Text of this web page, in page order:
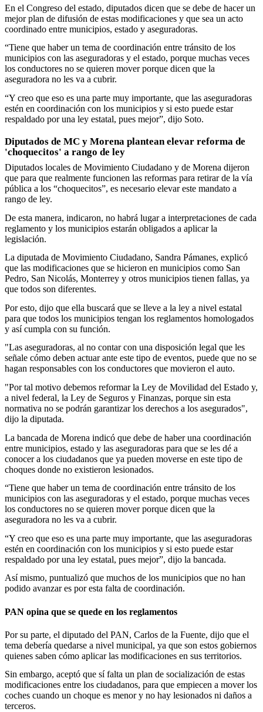
En el Congreso del estado, diputados dicen que se debe de hacer un
mejor plan de difusión de estas modificaciones y que sea un acto
coordinado entre municipios, estado y aseguradoras.
“Tiene que haber un tema de coordinación entre tránsito de los
municipios con las aseguradoras y el estado, porque muchas veces
los conductores no se quieren mover porque dicen que la
aseguradora no les va a cubrir.
“Y creo que eso es una parte muy importante, que las aseguradoras
estén en coordinación con los municipios y si esto puede estar
respaldado por una ley estatal, pues mejor”, dijo Soto.
Diputados de MC y Morena plantean elevar reforma de
'choquecitos' a rango de ley
Diputados locales de Movimiento Ciudadano y de Morena dijeron
que para que realmente funcionen las reformas para retirar de la vía
pública a los “choquecitos”, es necesario elevar este mandato a
rango de ley.
De esta manera, indicaron, no habrá lugar a interpretaciones de cada
reglamento y los municipios estarán obligados a aplicar la
legislación.
La diputada de Movimiento Ciudadano, Sandra Pámanes, explicó
que las modificaciones que se hicieron en municipios como San
Pedro, San Nicolás, Monterrey y otros municipios tienen fallas, ya
que todos son diferentes.
Por esto, dijo que ella buscará que se lleve a la ley a nivel estatal
para que todos los municipios tengan los reglamentos homologados
y así cumpla con su función.
"Las aseguradoras, al no contar con una disposición legal que les
señale cómo deben actuar ante este tipo de eventos, puede que no se
hagan responsables con los conductores que movieron el auto.
"Por tal motivo debemos reformar la Ley de Movilidad del Estado y,
a nivel federal, la Ley de Seguros y Finanzas, porque sin esta
normativa no se podrán garantizar los derechos a los asegurados",
dijo la diputada.
La bancada de Morena indicó que debe de haber una coordinación
entre municipios, estado y las aseguradoras para que se les dé a
conocer a los ciudadanos que ya pueden moverse en este tipo de
choques donde no existieron lesionados.
“Tiene que haber un tema de coordinación entre tránsito de los
municipios con las aseguradoras y el estado, porque muchas veces
los conductores no se quieren mover porque dicen que la
aseguradora no les va a cubrir.
“Y creo que eso es una parte muy importante, que las aseguradoras
estén en coordinación con los municipios y si esto puede estar
respaldado por una ley estatal, pues mejor”, dijo la bancada.
Así mismo, puntualizó que muchos de los municipios que no han
podido avanzar es por esta falta de coordinación.
PAN opina que se quede en los reglamentos
Por su parte, el diputado del PAN, Carlos de la Fuente, dijo que el
tema debería quedarse a nivel municipal, ya que son estos gobiernos
quienes saben cómo aplicar las modificaciones en sus territorios.
Sin embargo, aceptó que sí falta un plan de socialización de estas
modificaciones entre los ciudadanos, para que empiecen a mover los
coches cuando un choque es menor y no hay lesionados ni daños a
terceros.